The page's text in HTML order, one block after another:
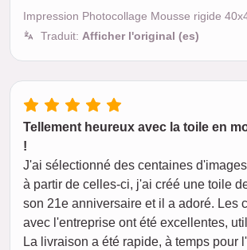
Impression Photocollage Mousse rigide
Traduit: Afficher l'original (es)
Tellement heureux avec la toile en
!
J'ai sélectionné des centaines
à partir de celles-ci, j'ai créé une toile
son 21e anniversaire et il a adoré. Les
avec l'entreprise ont été excellentes,
La livraison a été rapide, à temps pour